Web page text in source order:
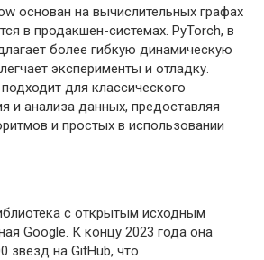
основан на вычислительных графах
в продакшен-системах. PyTorch, в
более гибкую динамическую
эксперименты и отладку.
для классического
и анализа данных, предоставляя
и простых в использовании
с открытым исходным
Google. К концу 2023 года она
звезд на GitHub, что